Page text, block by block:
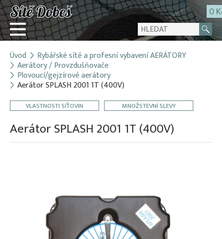
0
Přihlásit
Registrace
O firmě
Kontakt
Úvod Rybářské sítě a profesní vybavení AERÁTORY
Aerátory / Provzdušňovače
Plovoucí/gejzírové aerátory
Aerátor SPLASH 2001 1T (400V)
VLASTNOSTI SÍŤOVIN MNOŽSTEVNÍ SLEVY
Aerátor SPLASH 2001 1T (400V)